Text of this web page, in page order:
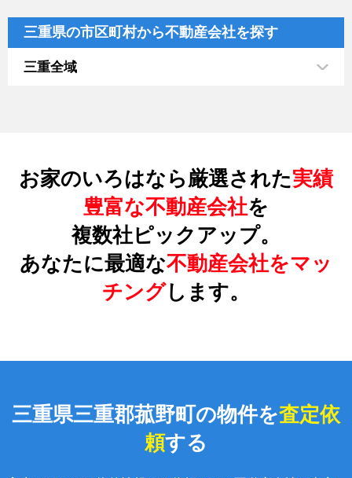
三重県の市区町村から不動産会社を探す
三重全域
お家のいろはなら厳選された実績
豊富な不動産会社を
複数社ピックアップ。
あなたに最適な不動産会社をマッ
チングします。
三重県三重郡菰野町の物件を査定依
頼する